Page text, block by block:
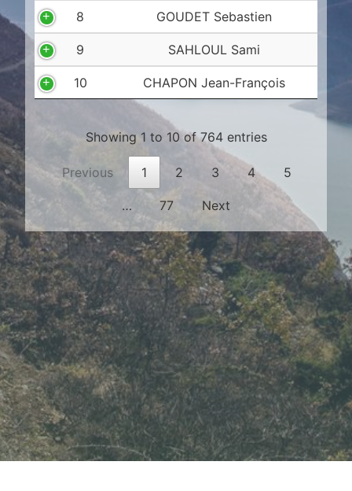
8 GOUDET Sebastien
9 SAHLOUL Sami
10 CHAPON Jean-François
Showing 1 to 10 of 764 entries
Previous 1 2 3 4 5
… 77 Next